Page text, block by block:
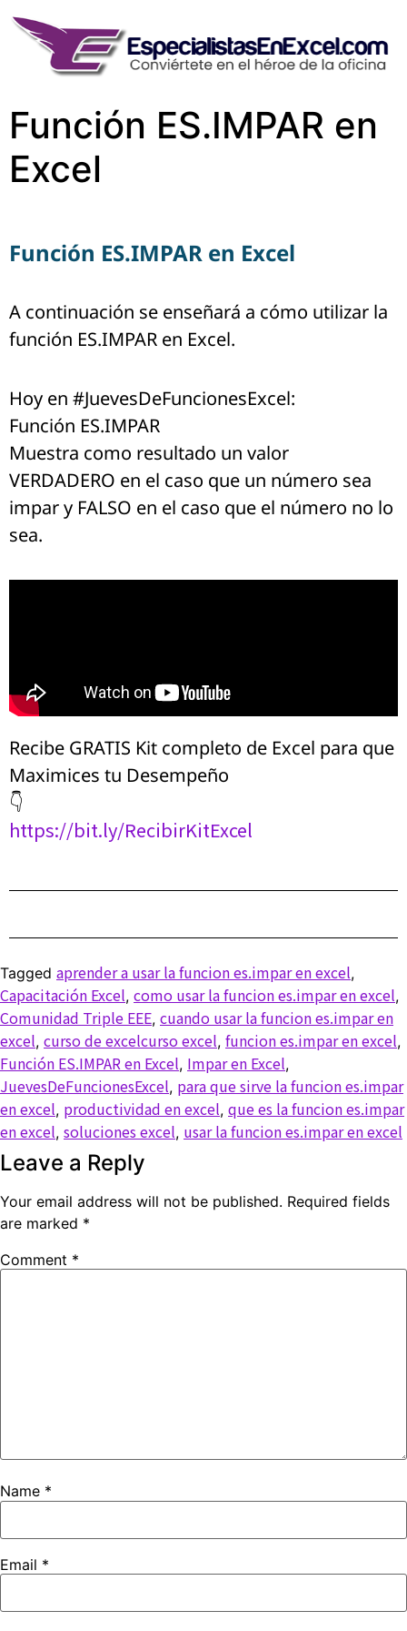
Función ES.IMPAR en
Excel
Función ES.IMPAR en Excel
A continuación se enseñará a cómo utilizar la
función ES.IMPAR en Excel.
Hoy en #JuevesDeFuncionesExcel:
Función ES.IMPAR
Muestra como resultado un valor
VERDADERO en el caso que un número sea
impar y FALSO en el caso que el número no lo
sea.
Recibe GRATIS Kit completo de Excel para que
Maximices tu Desempeño
👇
https://bit.ly/RecibirKitExcel
Tagged aprender a usar la funcion es.impar en excel,
Capacitación Excel, como usar la funcion es.impar en excel,
Comunidad Triple EEE, cuando usar la funcion es.impar en
excel, curso de excelcurso excel, funcion es.impar en excel,
Función ES.IMPAR en Excel, Impar en Excel,
JuevesDeFuncionesExcel, para que sirve la funcion es.impar
en excel, productividad en excel, que es la funcion es.impar
en excel, soluciones excel, usar la funcion es.impar en excel
Leave a Reply
Your email address will not be published. Required fields
are marked *
Comment *
Name *
Email *